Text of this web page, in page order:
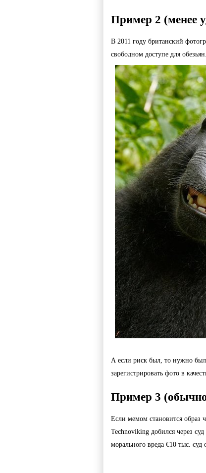
Пример 2 (менее
В 2011 году британский
свободном доступе для
А если риск был, то нужно
зарегистрировать фото в
Пример 3 (обычно
Если мемом становится образ
Technoviking добился через
морального вреда €10 тыс. суд